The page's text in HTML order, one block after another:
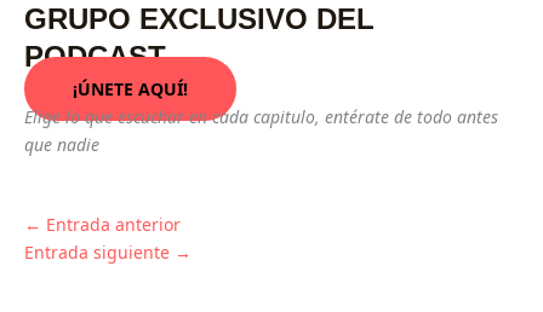
GRUPO EXCLUSIVO DEL
PODCAST
¡ÚNETE AQUÍ!
Elige lo que escuchar en cada capitulo, entérate de todo antes
que nadie
← Entrada anterior
Entrada siguiente →